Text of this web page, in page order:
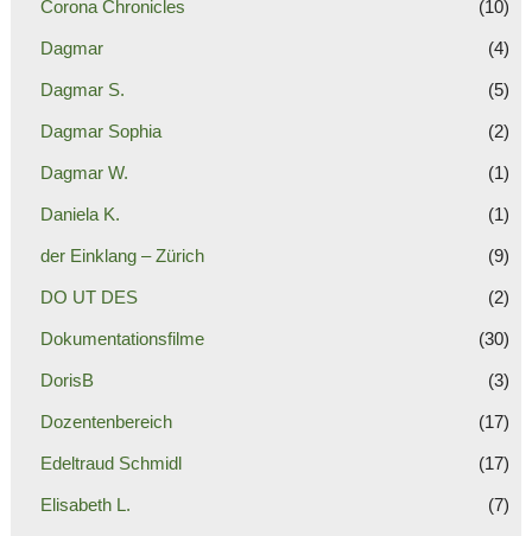
Corona Chronicles (10)
Dagmar (4)
Dagmar S. (5)
Dagmar Sophia (2)
Dagmar W. (1)
Daniela K. (1)
der Einklang – Zürich (9)
DO UT DES (2)
Dokumentationsfilme (30)
DorisB (3)
Dozentenbereich (17)
Edeltraud Schmidl (17)
Elisabeth L. (7)